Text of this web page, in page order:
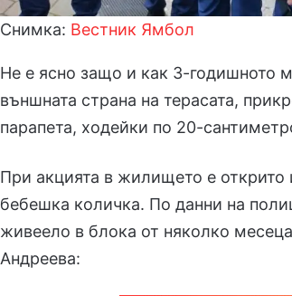
Снимка: Вестник Ямбол
Не е ясно защо и как 3-годишното
външната страна на терасата,
парапета, ходейки по 20-
При акцията в жилището е открито
бебешка количка. По данни на
живеело в блока от няколко
Андреева: